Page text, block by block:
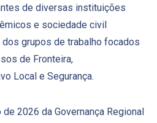
de diversas instituições
e sociedade civil
grupos de trabalho focados
de Fronteira,
Local e Segurança.
2026 da Governança Regional